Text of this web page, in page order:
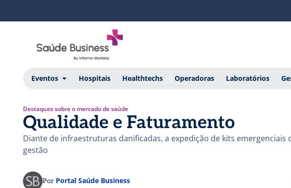
Eventos Hospitais Healthtechs Operadoras Laboratórios
Destaques sobre o mercado de saúde
Qualidade e Faturamento
Diante de infraestruturas danificadas, a expedição de kits emergenciais
gestão
Por Portal Saúde Business